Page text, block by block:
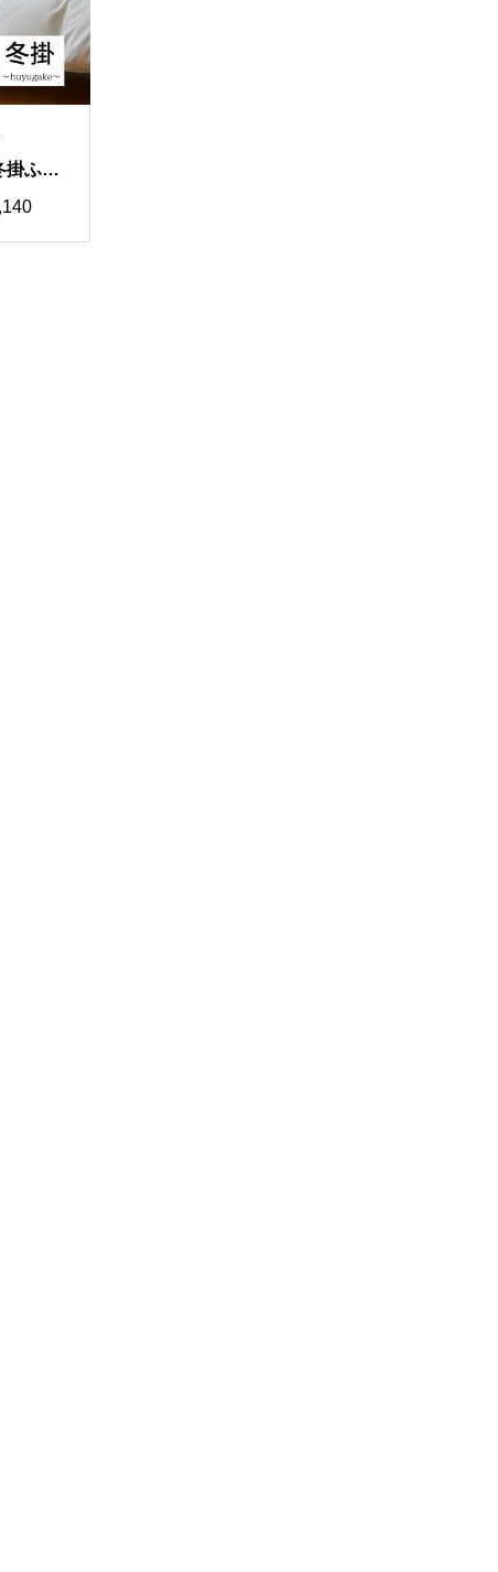
掛ふと
タマ